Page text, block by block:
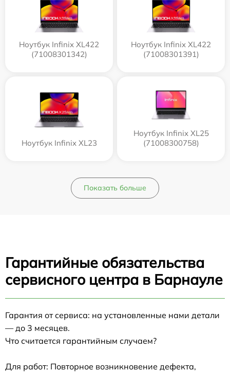
Ноутбук Infinix XL422
(71008301342)
Ноутбук Infinix XL422
(71008301391)
Ноутбук Infinix XL23
Ноутбук Infinix XL25
(71008300758)
Показать больше
Гарантийные обязательства
сервисного центра в Барнауле
Гарантия от сервиса: на установленные нами детали
— до 3 месяцев.
Что считается гарантийным случаем?
Для работ: Повторное возникновение дефекта,